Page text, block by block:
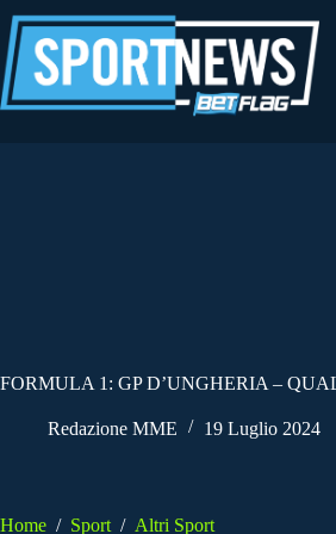
al
contenuto
FORMULA 1: GP D’UNGHERIA –
Redazione MME 19 Luglio 2024
Home / Sport / Altri Sport